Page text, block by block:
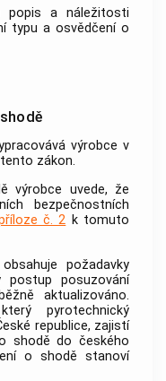
popis a náležitosti
typu a osvědčení o
výrobce v
zákon.
výrobce uvede, že
bezpečnostních
č. 2 k tomuto
požadavky
postup posuzování
aktualizováno.
pyrotechnický
republice, zajistí
shodě do českého
o shodě stanoví